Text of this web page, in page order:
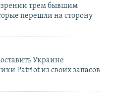
трем бывшим
перешли на сторону
Украине
Patriot из своих запасов